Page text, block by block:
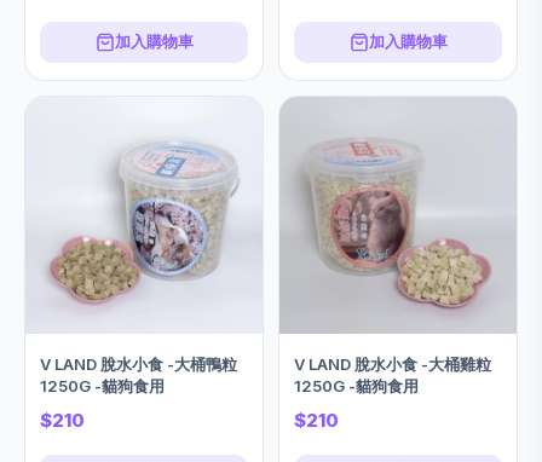
加入購物車 加入購物車
V LAND 脫水小食 -大桶鴨粒
1250G -貓狗食用
$210
V LAND 脫水小食 -大桶雞粒
1250G -貓狗食用
$210